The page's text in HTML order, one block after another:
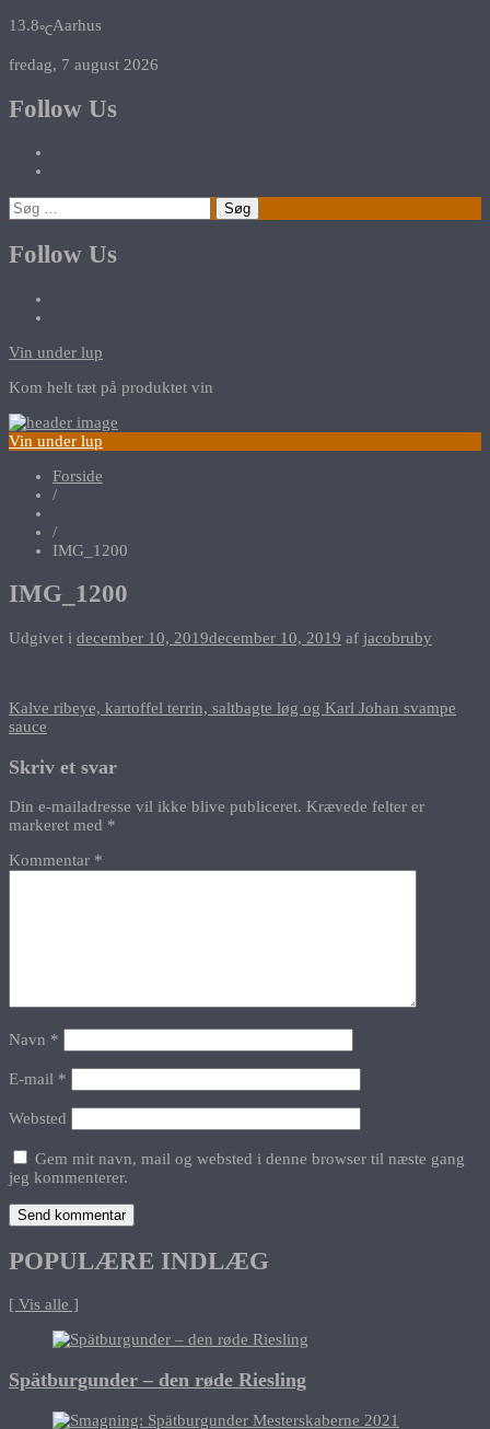
13.8℃Aarhus
fredag, 7 august 2026
Follow Us
Søg
efter:
Follow Us
Vin under lup
Kom helt tæt på produktet vin
Vin under lup
Forside
/
/
IMG_1200
IMG_1200
Udgivet i december 10, 2019december 10, 2019 af jacobruby
Indlægsnavigation
Kalve ribeye, kartoffel terrin, saltbagte løg og Karl Johan svampe
sauce
Skriv et svar
Din e-mailadresse vil ikke blive publiceret. Krævede felter er
markeret med *
Kommentar *
Navn *
E-mail *
Websted
Gem mit navn, mail og websted i denne browser til næste gang
jeg kommenterer.
POPULÆRE INDLÆG
[ Vis alle ]
Spätburgunder – den røde Riesling